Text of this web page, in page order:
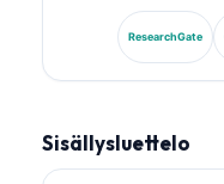
kliinisen
ResearchGate
Sisällysluettelo